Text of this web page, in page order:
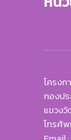
โครง
กองป
แขวง
โทรศัพ